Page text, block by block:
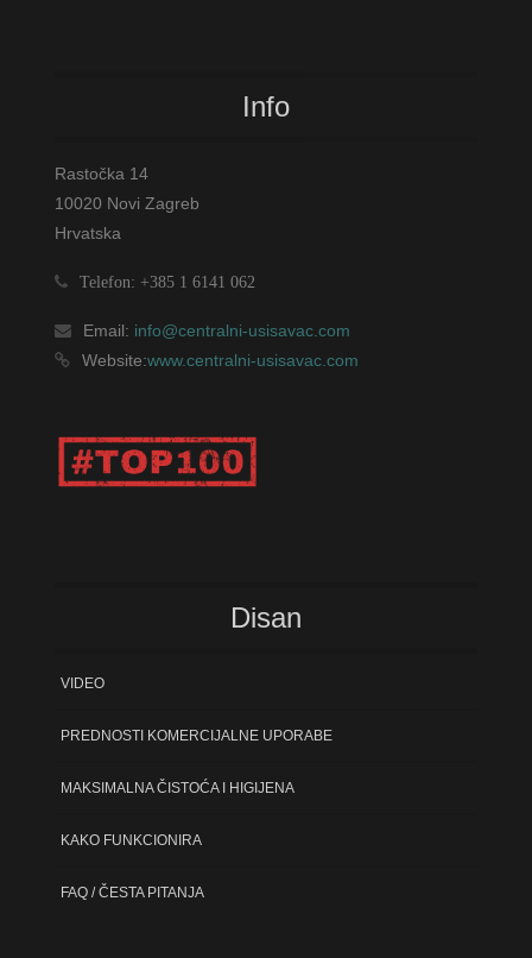
Info
Rastočka 14
10020 Novi Zagreb
Hrvatska
Telefon: +385 1 6141 062
Email: info@centralni-usisavac.com
Website:www.centralni-usisavac.com
Disan
VIDEO
PREDNOSTI KOMERCIJALNE UPORABE
MAKSIMALNA ČISTOĆA I HIGIJENA
KAKO FUNKCIONIRA
FAQ / ČESTA PITANJA